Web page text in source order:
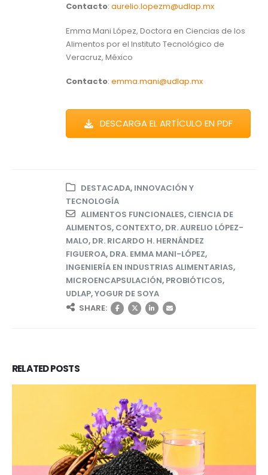
Contacto: aurelio.lopezm@udlap.mx
Emma Mani López, Doctora en Ciencias de los
Alimentos por el Instituto Tecnológico de
Veracruz, México
Contacto: emma.mani@udlap.mx
DESCARGA EL ARTÍCULO EN PDF
DESTACADA, INNOVACIÓN Y
TECNOLOGÍA
ALIMENTOS FUNCIONALES, CIENCIA DE
ALIMENTOS, CONTEXTO, DR. AURELIO LÓPEZ-
MALO, DR. RICARDO H. HERNÁNDEZ
FIGUEROA, DRA. EMMA MANI-LÓPEZ,
INGENIERÍA EN INDUSTRIAS ALIMENTARIAS,
MICROENCAPSULACIÓN, PROBIÓTICOS,
UDLAP,YOGUR DE SOYA
SHARE:
RELATEDPOSTS